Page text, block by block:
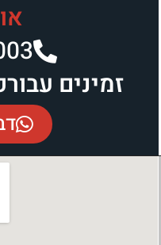
זמינים